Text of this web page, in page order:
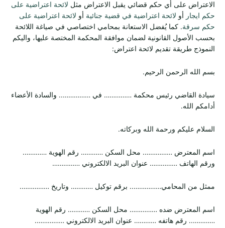
الاعتراض على أي حكم قضائي يقبل الاعتراض مثل لائحة اعتراضية على
حكم ايجار أو لائحة اعتراضية في قضية جنائية أو لائحة اعتراضية على
حكم سرقة. كما يُفضل الاستعانة بمحامي اختصاصي في صياغة اللائحة
بحسب الأصول القانونية لضمان موافقة المحكمة المختصة عليها، واليكم
النموذج طريقة تقديم لائحة اعتراض:
بسم الله الرحمن الرحيم.
سيادة القاضي رئيس محكمة …………… في …………….. والسادة الأعضاء
أدامكم الله.
السلام عليكم ورحمة الله وبركاته.
اسم المعترض ……………. محل السكن ………… رقم الهوية ………….
ورقم الهاتف …………… عنوان البريد الالكتروني ……………
ممثل من المحامي…………….. برقم توكيل ………… وتاريخ …………….
اسم المعترض ضده …………… محل السكن ………… رقم الهوية
………….. رقم هاتفه ………… عنوان البريد الالكتروني …………….